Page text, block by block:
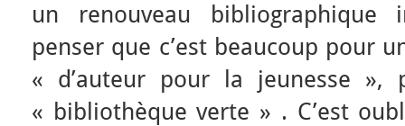
un renouveau bibliographique
penser que c’est beaucoup pour
« d’auteur pour la jeunesse »,
« bibliothèque verte » . C’est